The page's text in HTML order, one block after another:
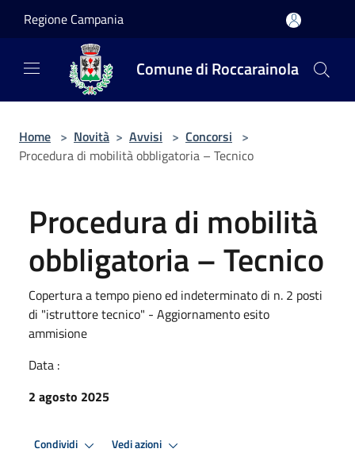
Regione Campania
Comune di Roccarainola
Home > Novità > Avvisi > Concorsi >
Procedura di mobilità obbligatoria – Tecnico
Procedura di mobilità
obbligatoria – Tecnico
Copertura a tempo pieno ed indeterminato di n. 2 posti
di "istruttore tecnico" - Aggiornamento esito
ammisione
Data :
2 agosto 2025
Condividi Vedi azioni